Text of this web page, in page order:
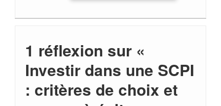
1 réflexion sur «
Investir dans une SCPI
: critères de choix et